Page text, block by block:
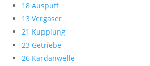
18 Auspuff
13 Vergaser
21 Kupplung
23 Getriebe
26 Kardanwelle